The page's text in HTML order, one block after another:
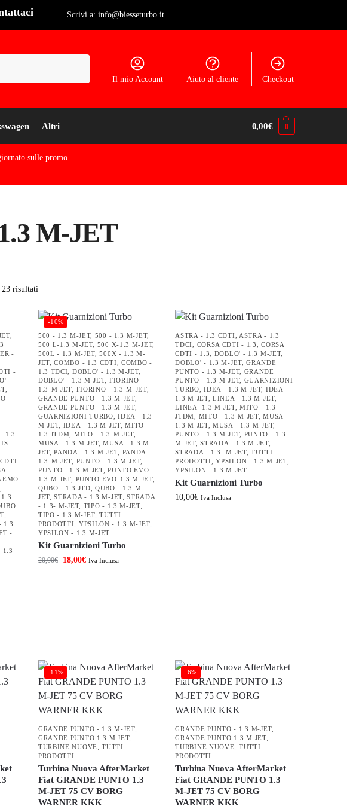
Scrivi a: info@biesseturbo.it
Il mio Account Aiuto al cliente Checkout
Altri 0,00€ 0
sulle promo
M-JET
23 risultati
,
-
-
-
,
-
1.3
-
-
,
1.3
-
1.3
-10%
500 - 1.3 M-JET, 500 - 1.3 M-JET,
500 L-1.3 M-JET, 500 X-1.3 M-JET,
500L - 1.3 M-JET ,500X - 1.3 M-
JET,COMBO - 1.3 CDTI
COMBO -
1.3 TDCI
DOBLO' - 1.3 M-JET,
DOBLO' - 1.3 M-JET, FIORINO -
1.3-M-JET
FIORINO - 1.3-M-JET,
GRANDE PUNTO - 1.3 M-JET,
GRANDE PUNTO - 1.3 M-JET,
GUARNIZIONI TURBO ,IDEA - 1.3
M-JET, IDEA - 1.3 M-JET,MITO -
1.3 JTDM
MITO - 1.3-M-JET
MUSA - 1.3 M-JET ,MUSA - 1.3 M-
JET,PANDA - 1.3 M-JET, PANDA -
1.3-M-JET
PUNTO - 1.3 M-JET,
PUNTO - 1.3-M-JET,PUNTO EVO -
1.3 M-JET
PUNTO EVO-1.3 M-JET,
QUBO - 1.3 JTD ,QUBO - 1.3 M-
JET,STRADA - 1.3 M-JET,STRADA
- 1.3- M-JET, TIPO - 1.3 M-JET,
TIPO - 1.3 M-JET ,TUTTI
PRODOTTI
YPSILON - 1.3 M-JET
YPSILON - 1.3 M-JET
Kit Guarnizioni Turbo
20,00€ 18,00€ Iva Inclusa
ASTRA - 1.3 CDTI
ASTRA - 1.3
TDCI
CORSA CDTI - 1.3 ,CORSA
CDTI - 1.3
DOBLO' - 1.3 M-JET,
DOBLO' - 1.3 M-JET,GRANDE
PUNTO - 1.3 M-JET, GRANDE
PUNTO - 1.3 M-JET, GUARNIZIONI
TURBO ,IDEA - 1.3 M-JET, IDEA -
1.3 M-JET,LINEA - 1.3 M-JET,
LINEA -1.3 M-JET, MITO - 1.3
JTDM
MITO - 1.3-M-JET,MUSA -
1.3 M-JET,MUSA - 1.3 M-JET,
PUNTO - 1.3 M-JET, PUNTO - 1.3-
M-JET,STRADA - 1.3 M-JET,
STRADA - 1.3- M-JET,TUTTI
PRODOTTI
,YPSILON - 1.3 M-JET,
YPSILON - 1.3 M-JET
Kit Guarnizioni Turbo
10,00€ Iva Inclusa
-11%
GRANDE PUNTO - 1.3 M-JET,
GRANDE PUNTO 1.3 M.JET,
TURBINE NUOVE ,TUTTI
PRODOTTI
Turbina Nuova AfterMarket
Fiat GRANDE PUNTO 1.3
M-JET 75 CV BORG
WARNER KKK
-6%
GRANDE PUNTO - 1.3 M-JET
GRANDE PUNTO 1.3 M.JET,
TURBINE NUOVE
TUTTI
PRODOTTI
Turbina Nuova AfterMarket
Fiat GRANDE PUNTO 1.3
M-JET 75 CV BORG
WARNER KKK